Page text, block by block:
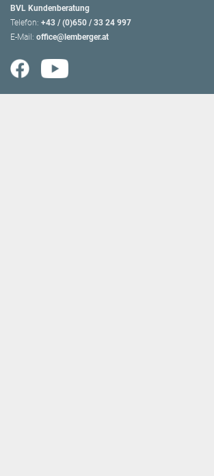
BVL Kundenberatung
Telefon: +43 / (0)650 / 33 24 997
E-Mail: office@lemberger.at